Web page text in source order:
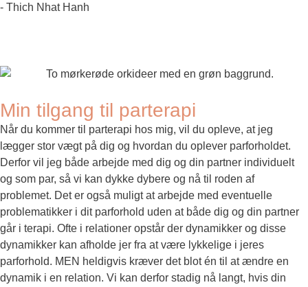
- Thich Nhat Hanh
Min tilgang til parterapi
Når du kommer til parterapi hos mig, vil du opleve, at jeg
lægger stor vægt på dig og hvordan du oplever parforholdet.
Derfor vil jeg både arbejde med dig og din partner individuelt
og som par, så vi kan dykke dybere og nå til roden af
problemet. Det er også muligt at arbejde med eventuelle
problematikker i dit parforhold uden at både dig og din partner
går i terapi. Ofte i relationer opstår der dynamikker og disse
dynamikker kan afholde jer fra at være lykkelige i jeres
parforhold. MEN heldigvis kræver det blot én til at ændre en
dynamik i en relation. Vi kan derfor stadig nå langt, hvis din